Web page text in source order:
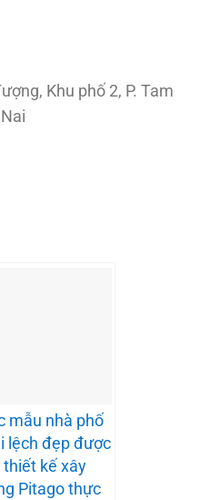
Khu phố 2, P. Tam
mẫu nhà phố
lệch đẹp được
thiết kế xây
Pitago thực